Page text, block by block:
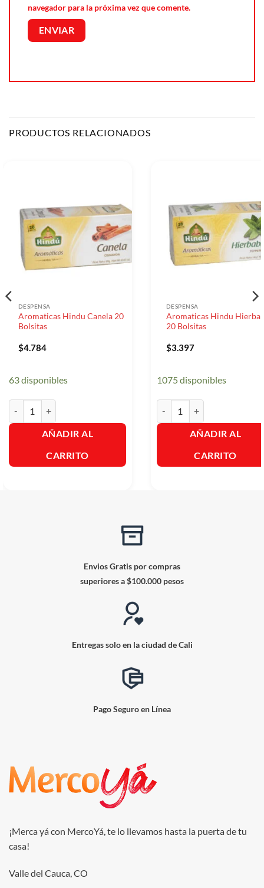
navegador para la próxima vez que comente.
PRODUCTOS RELACIONADOS
DESPENSA
Aromaticas Hindu Canela 20
Bolsitas
$4.784
63 disponibles
AÑADIR AL
CARRITO
DESPENSA
Aromaticas Hindu
20 Bolsitas
$3.397
1075 disponibles
AÑADIR AL
CARRITO
Envios Gratis por compras
superiores a $100.000 pesos
Entregas solo en la ciudad de Cali
Pago Seguro en Línea
¡Merca yá con MercoYá, te lo llevamos hasta la puerta de tu
casa!
Valle del Cauca, CO